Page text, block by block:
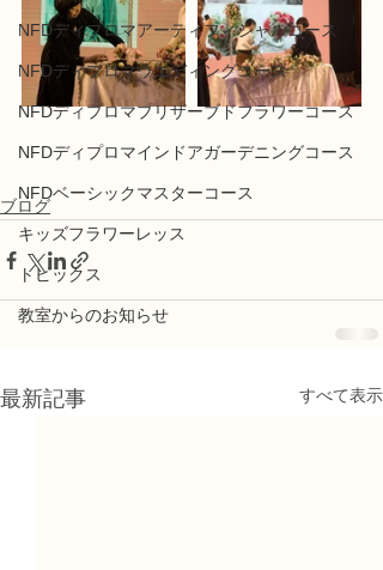
NFDディプロマアーティフィシャルコース
NFDディプロマウエディングコース
NFDディプロマプリザーブドフラワーコース
NFDディプロマインドアガーデニングコース
NFDベーシックマスターコース
キッズフラワーレッス
トピックス
教室からのお知らせ
ブログ
最新記事 すべて表示